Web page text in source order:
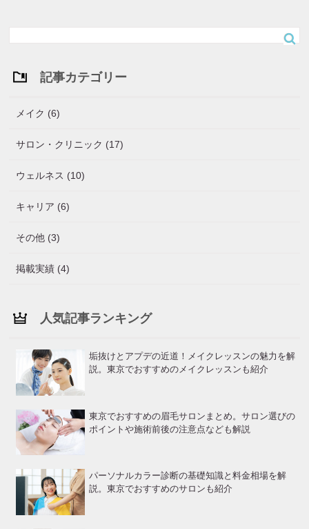
記事カテゴリー
メイク (6)
サロン・クリニック (17)
ウェルネス (10)
キャリア (6)
その他 (3)
掲載実績 (4)
人気記事ランキング
垢抜けとアプデの近道！メイクレッスンの魅力を解
説。東京でおすすめのメイクレッスンも紹介
東京でおすすめの眉毛サロンまとめ。サロン選びの
ポイントや施術前後の注意点なども解説
パーソナルカラー診断の基礎知識と料金相場を解
説。東京でおすすめのサロンも紹介